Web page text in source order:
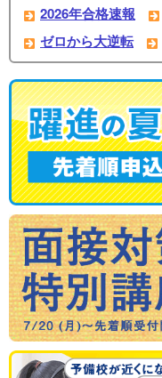
2026年合格速報
ゼロから大逆転